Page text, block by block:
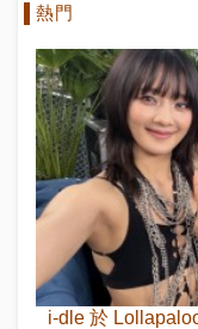
熱門
i-dle 於